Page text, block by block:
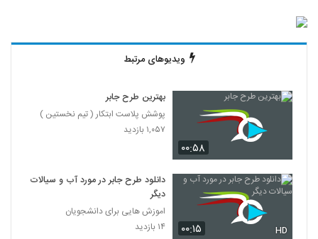
ویدیوهای مرتبط
۰۰:۵۸
بهترین طرح جابر
پوشش پلاست ابتکار ( تیم نخستین )
۱,۰۵۷ بازدید
۰۰:۱۵ HD
دانلود طرح جابر در مورد آب و سیالات
دیگر
اموزش هایی برای دانشجویان
۱۴ بازدید